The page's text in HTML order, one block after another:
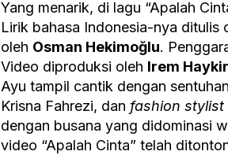
Yang menarik, di lagu “Apalah
Lirik bahasa Indonesia-nya ditulis
oleh Osman Hekimoğlu.
Video diproduksi oleh Irem
Ayu tampil cantik dengan sentuhan
Krisna Fahrezi, dan fashion stylist
dengan busana yang didominasi
video “Apalah Cinta” telah